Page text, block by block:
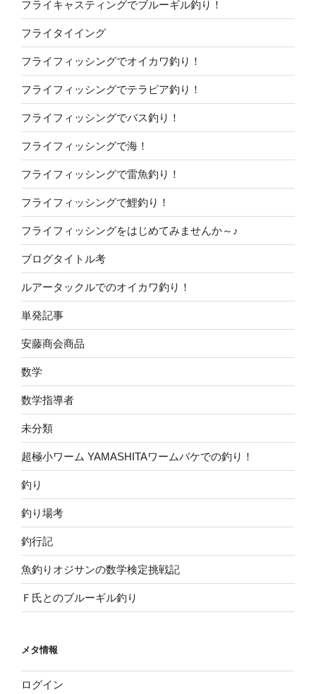
フライキャスティングでブルーギル釣り！
フライタイイング
フライフィッシングでオイカワ釣り！
フライフィッシングでテラピア釣り！
フライフィッシングでバス釣り！
フライフィッシングで海！
フライフィッシングで雷魚釣り！
フライフィッシングで鯉釣り！
フライフィッシングをはじめてみませんか～♪
ブログタイトル考
ルアータックルでのオイカワ釣り！
単発記事
安藤商会商品
数学
数学指導者
未分類
超極小ワーム YAMASHITAワームバケでの釣り！
釣り
釣り場考
釣行記
魚釣りオジサンの数学検定挑戦記
Ｆ氏とのブルーギル釣り
メタ情報
ログイン